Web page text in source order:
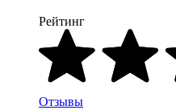
Рейтинг
Отзывы